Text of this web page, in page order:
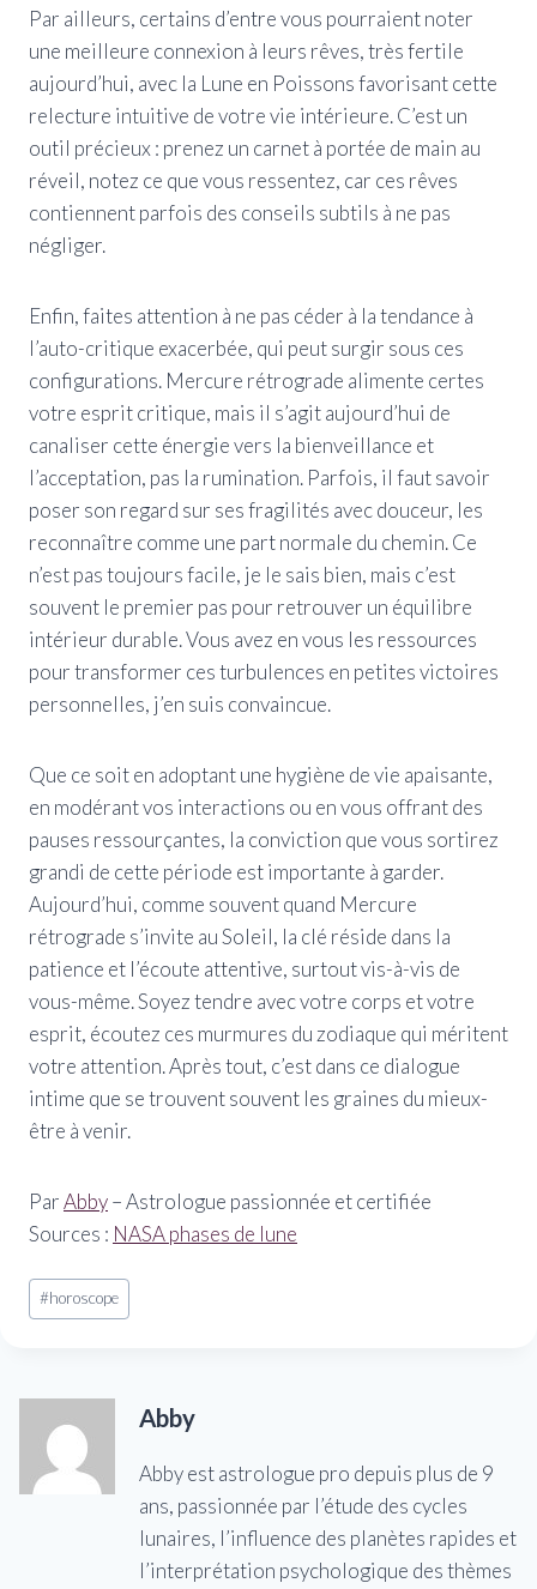
Par ailleurs, certains d’entre vous pourraient noter
une meilleure connexion à leurs rêves, très fertile
aujourd’hui, avec la Lune en Poissons favorisant cette
relecture intuitive de votre vie intérieure. C’est un
outil précieux : prenez un carnet à portée de main au
réveil, notez ce que vous ressentez, car ces rêves
contiennent parfois des conseils subtils à ne pas
négliger.
Enfin, faites attention à ne pas céder à la tendance à
l’auto-critique exacerbée, qui peut surgir sous ces
configurations. Mercure rétrograde alimente certes
votre esprit critique, mais il s’agit aujourd’hui de
canaliser cette énergie vers la bienveillance et
l’acceptation, pas la rumination. Parfois, il faut savoir
poser son regard sur ses fragilités avec douceur, les
reconnaître comme une part normale du chemin. Ce
n’est pas toujours facile, je le sais bien, mais c’est
souvent le premier pas pour retrouver un équilibre
intérieur durable. Vous avez en vous les ressources
pour transformer ces turbulences en petites victoires
personnelles, j’en suis convaincue.
Que ce soit en adoptant une hygiène de vie apaisante,
en modérant vos interactions ou en vous offrant des
pauses ressourçantes, la conviction que vous sortirez
grandi de cette période est importante à garder.
Aujourd’hui, comme souvent quand Mercure
rétrograde s’invite au Soleil, la clé réside dans la
patience et l’écoute attentive, surtout vis-à-vis de
vous-même. Soyez tendre avec votre corps et votre
esprit, écoutez ces murmures du zodiaque qui méritent
votre attention. Après tout, c’est dans ce dialogue
intime que se trouvent souvent les graines du mieux-
être à venir.
ParAbby– Astrologue passionnée et certifiée
Sources : NASA phases de lune
Étiquettes
de
#horoscope
Abby
Abby est astrologue pro depuis plus de 9
ans, passionnée par l’étude des cycles
lunaires, l’influence des planètes rapides et
l’interprétation psychologique des thèmes